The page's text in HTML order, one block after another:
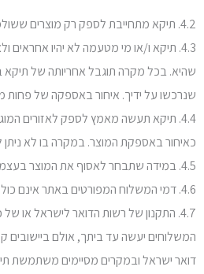
4.2. תיקא מתחייבת לספק רק מוצרים ששולמו במלואם באמצעות כרטיס אשראי כמפורט לעיל, בהתאם לתנאי האספקה הנקובים לצד המוצרים שנרכשו באתר.
4.3. תיקא ו/או מי מטעמה לא יהיו
שהיא. בכל מקרה תוגבל אחריותה של תיקא
שנרכשו על ידיך. איחור באספקה של פחות מ-7 ימים ממועד האספקה לא ייחשב איחור לצורך
כאיחור באספקת המוצר. במקרה בו לא
4.5. במידה שתבחר לאסוף את המוצר בעצמך ממשרדי תיקא בהרצליה, האחריות על המוצר בעת הובלתו תהיה עליך בלבד.
4.6. דמי המשלוח המפורטים באתר אינם כוללים הובלה חריגה.
4.7. התקנון של רשות הדואר לישראל
המשלוחים יעשה עד ביתך, אולם ביישובים
דואר ישראל ובמקרים מסיימים משתמשת